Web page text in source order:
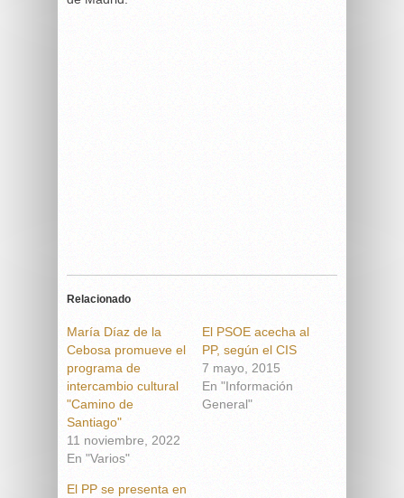
Relacionado
María Díaz de la
Cebosa promueve el
programa de
intercambio cultural
"Camino de
Santiago"
11 noviembre, 2022
En "Varios"
El PSOE acecha al
PP, según el CIS
7 mayo, 2015
En "Información
General"
El PP se presenta en